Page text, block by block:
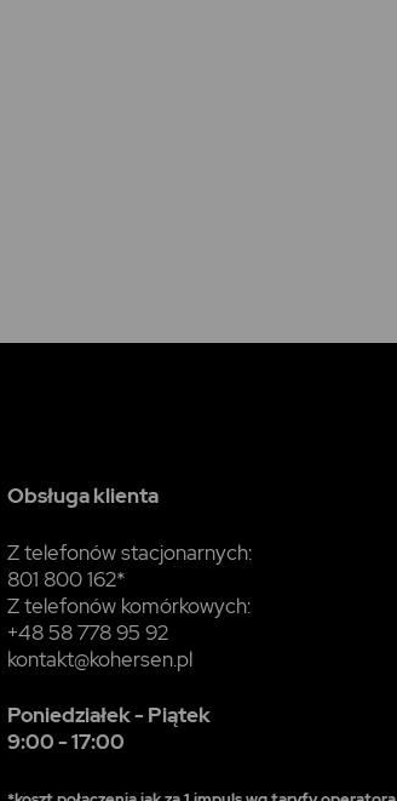
Obsługa klienta
Z telefonów stacjonarnych:
801 800 162*
Z telefonów komórkowych:
+48 58 778 95 92
kontakt@kohersen.pl
Poniedziałek - Piątek
9:00 - 17:00